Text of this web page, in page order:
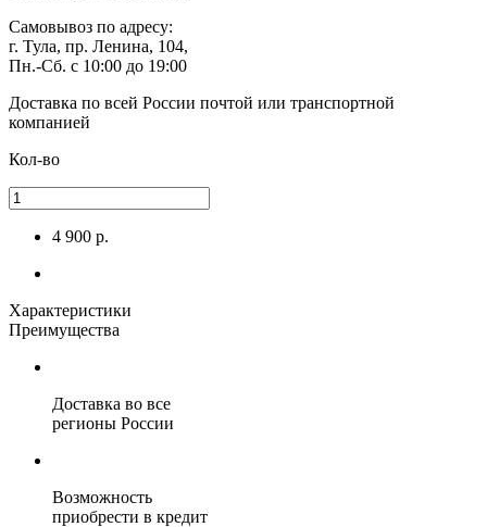
Самовывоз по адресу:
г. Тула, пр. Ленина, 104,
Пн.-Сб. с 10:00 до 19:00
Доставка по всей России почтой или транспортной
компанией
Кол-во
4 900 р.
Характеристики
Преимущества
Доставка во все
регионы России
Возможность
приобрести в кредит